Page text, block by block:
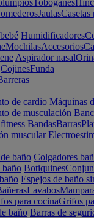
Toboganes
JaulasCasetas
Humidificadores
MochilasAccesorios
Aspirador nasal
CojinesFunda
de cardio Máquinas
de musculación
BandasBarras
muscular
baño Colgadores
baño Botiquines
Espejos de baño
Lavabos
para cocinaGrifos
baño Barras de